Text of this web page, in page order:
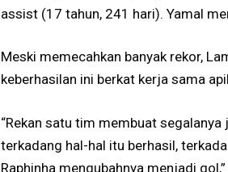
assist (17 tahun, 241 hari). Yamal
Meski memecahkan banyak rekor,
keberhasilan ini berkat kerja sama
“Rekan satu tim membuat
terkadang hal-hal itu berhasil,
Raphinha mengubahnya menjadi